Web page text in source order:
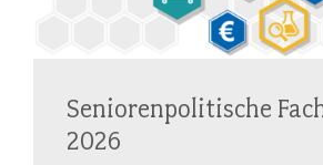
Seniorenpolitische
2026